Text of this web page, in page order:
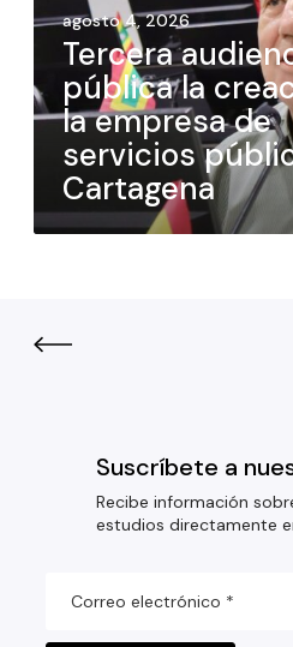
agosto 4, 2026
Tercera
pública la
la empresa de
servicios
Cartagena
Suscríbete a
Recibe información
estudios directamente